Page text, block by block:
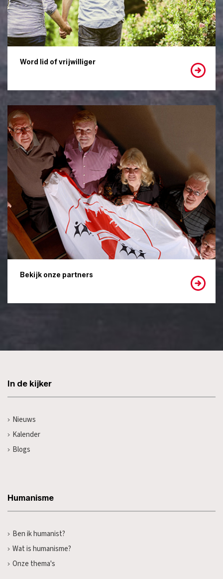
Word lid of vrijwilliger
Bekijk onze partners
In de kijker
Nieuws
Kalender
Blogs
Humanisme
Ben ik humanist?
Wat is humanisme?
Onze thema's